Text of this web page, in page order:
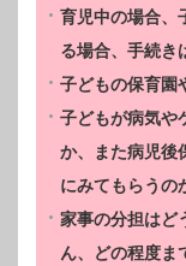
育児中の場合、
る場合、手続き
子どもの保育園
子どもが病気や
か、また病児後
にみてもらうの
家事の分担はど
ん、どの程度ま